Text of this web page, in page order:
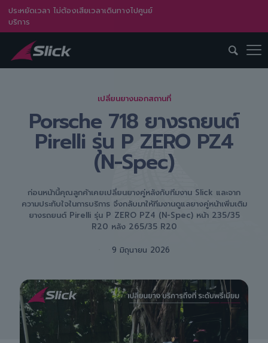
ประหยัดเวลา ไม่ต้องเสียเวลาเดินทางไปศูนย์
บริการ
เปลี่ยนยางนอกสถานที่
Porsche 718 ยางรถยนต์
Pirelli รุ่น P ZERO PZ4
(N-Spec)
ก่อนหน้านี้คุณลูกค้าเคยเปลี่ยนยางคู่หลังกับทีมงาน Slick และจาก
ความประทับใจในการบริการ จึงกลับมาให้ทีมงานดูแลยางคู่หน้าเพิ่มเติม
ยางรถยนต์ Pirelli รุ่น P ZERO PZ4 (N-Spec) หน้า 235/35
R20 หลัง 265/35 R20
9 มิถุนายน 2026